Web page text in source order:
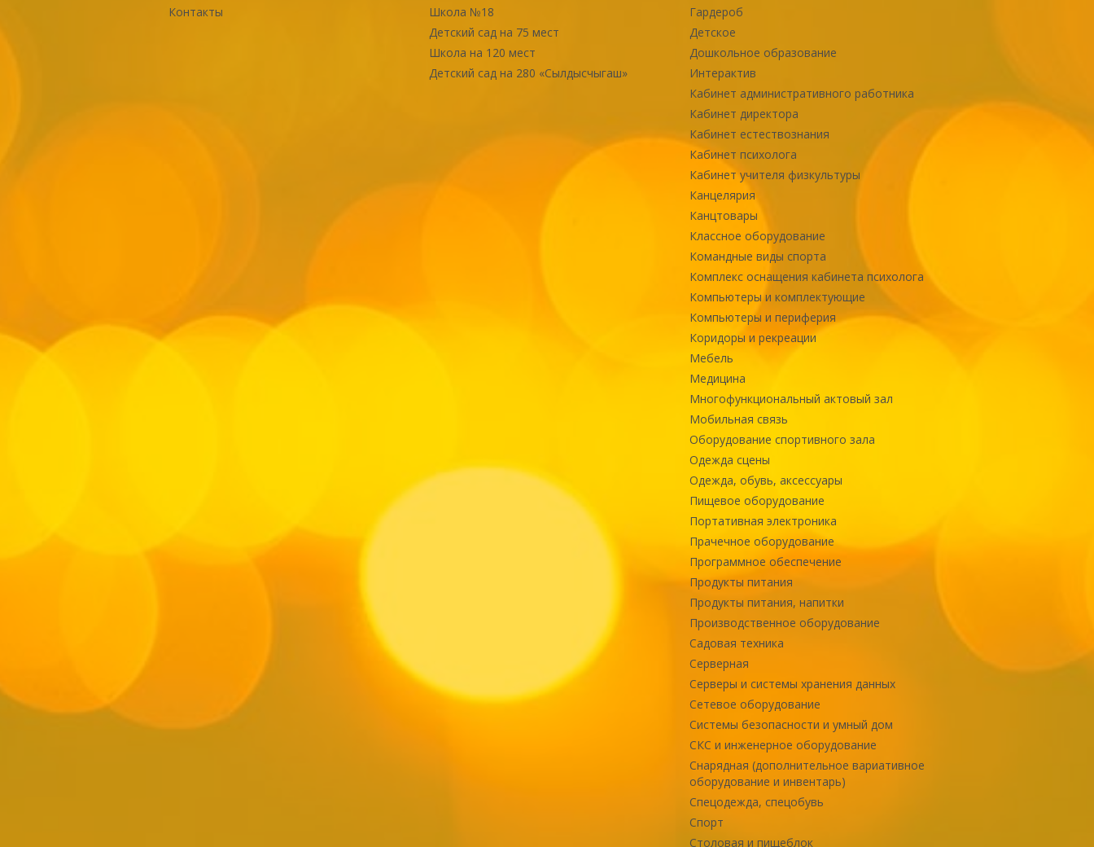
Контакты
Школа №18
Детский сад на 75 мест
Школа на 120 мест
Детский сад на 280 «Сылдысчыгаш»
Гардероб
Детское
Дошкольное образование
Интерактив
Кабинет административного работника
Кабинет директора
Кабинет естествознания
Кабинет психолога
Кабинет учителя физкультуры
Канцелярия
Канцтовары
Классное оборудование
Командные виды спорта
Комплекс оснащения кабинета психолога
Компьютеры и комплектующие
Компьютеры и периферия
Коридоры и рекреации
Мебель
Медицина
Многофункциональный актовый зал
Мобильная связь
Оборудование спортивного зала
Одежда сцены
Одежда, обувь, аксессуары
Пищевое оборудование
Портативная электроника
Прачечное оборудование
Программное обеспечение
Продукты питания
Продукты питания, напитки
Производственное оборудование
Садовая техника
Серверная
Серверы и системы хранения данных
Сетевое оборудование
Системы безопасности и умный дом
СКС и инженерное оборудование
Снарядная (дополнительное вариативное
оборудование и инвентарь)
Спецодежда, спецобувь
Спорт
Столовая и пищеблок